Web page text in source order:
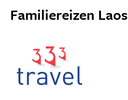
Familiereizen Laos